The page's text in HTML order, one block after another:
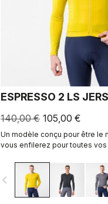
ESPRESSO 2 LS
140,00 € 105,00 €
Un modèle conçu pour être le
vous enfilerez pour toutes
l’Espresso, revisité et
léger pour les jours de
navigate_before